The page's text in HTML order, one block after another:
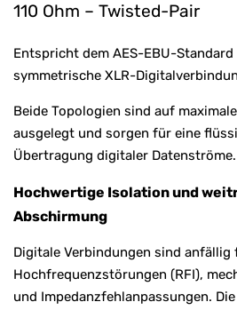
110 Ohm – Twisted-Pair
Entspricht dem AES-EBU-
symmetrische XLR-
Beide Topologien sind auf
ausgelegt und sorgen für eine
Übertragung digitaler Datenströme.
Hochwertige Isolation und
Abschirmung
Digitale Verbindungen sind anfällig
Hochfrequenzstörungen (RFI),
und Impedanzfehlanpassungen.